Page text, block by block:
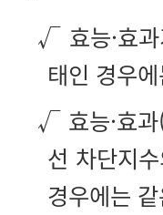
√ 효능·효
태인 경우
√ 효능·효
선 차단지
경우에는